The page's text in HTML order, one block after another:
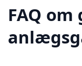
FAQ